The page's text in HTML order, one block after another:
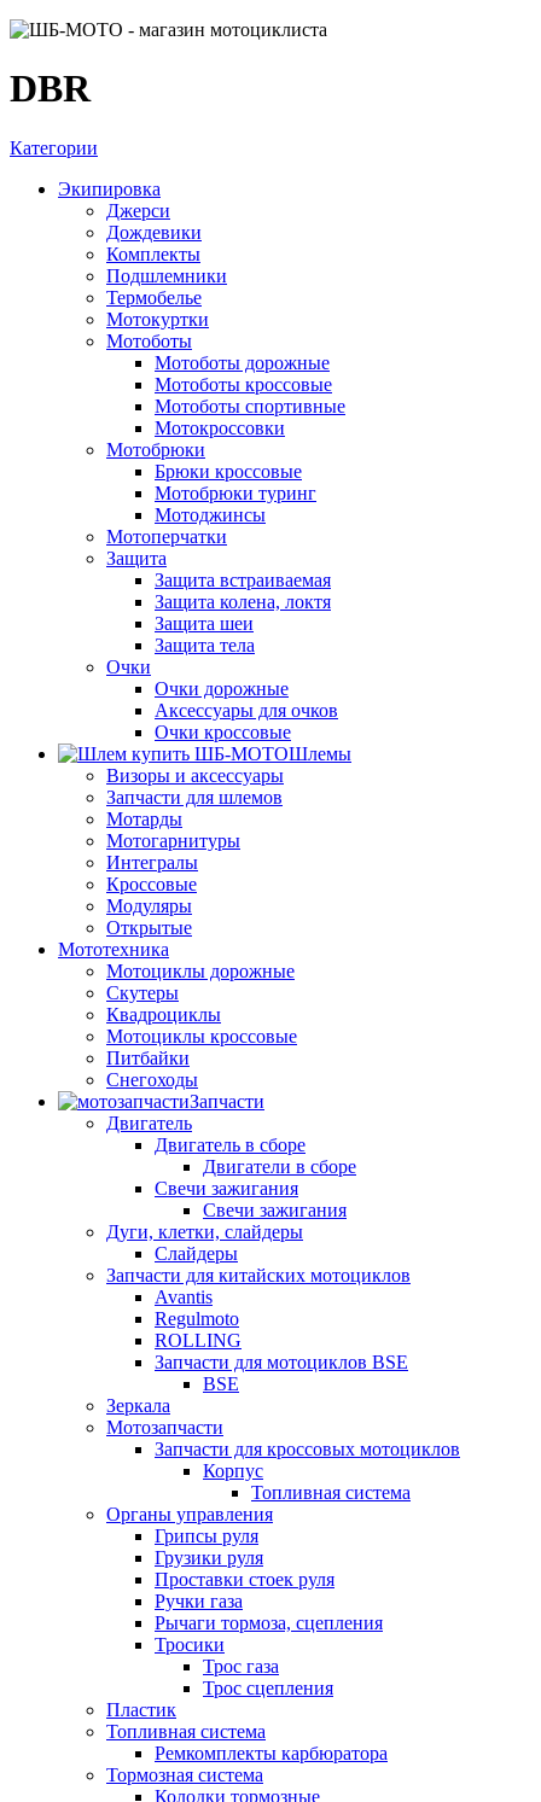
DBR
Категории
Экипировка
Джерси
Дождевики
Комплекты
Подшлемники
Термобелье
Мотокуртки
Мотоботы
Мотоботы дорожные
Мотоботы кроссовые
Мотоботы спортивные
Мотокроссовки
Мотобрюки
Брюки кроссовые
Мотобрюки туринг
Мотоджинсы
Мотоперчатки
Защита
Защита встраиваемая
Защита колена, локтя
Защита шеи
Защита тела
Очки
Очки дорожные
Аксессуары для очков
Очки кроссовые
Шлемы
Визоры и аксессуары
Запчасти для шлемов
Мотарды
Мотогарнитуры
Интегралы
Кроссовые
Модуляры
Открытые
Мототехника
Мотоциклы дорожные
Скутеры
Квадроциклы
Мотоциклы кроссовые
Питбайки
Снегоходы
Запчасти
Двигатель
Двигатель в сборе
Двигатели в сборе
Свечи зажигания
Свечи зажигания
Дуги, клетки, слайдеры
Слайдеры
Запчасти для китайских мотоциклов
Avantis
Regulmoto
ROLLING
Запчасти для мотоциклов BSE
BSE
Зеркала
Мотозапчасти
Запчасти для кроссовых мотоциклов
Корпус
Топливная система
Органы управления
Грипсы руля
Грузики руля
Проставки стоек руля
Ручки газа
Рычаги тормоза, сцепления
Тросики
Трос газа
Трос сцепления
Пластик
Топливная система
Ремкомплекты карбюратора
Тормозная система
Колодки тормозные